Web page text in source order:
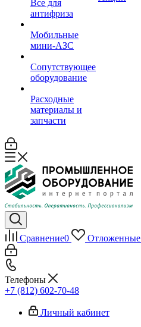
Все для
антифриза
Мобильные
мини-АЗС
Сопутствующее
оборудование
Расходные
материалы и
запчасти
Сравнение0 Отложенные
Телефоны
+7 (812) 602-70-48
Личный кабинет